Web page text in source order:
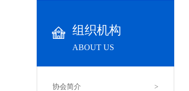
组织机构
ABOUT US
协会简介 >